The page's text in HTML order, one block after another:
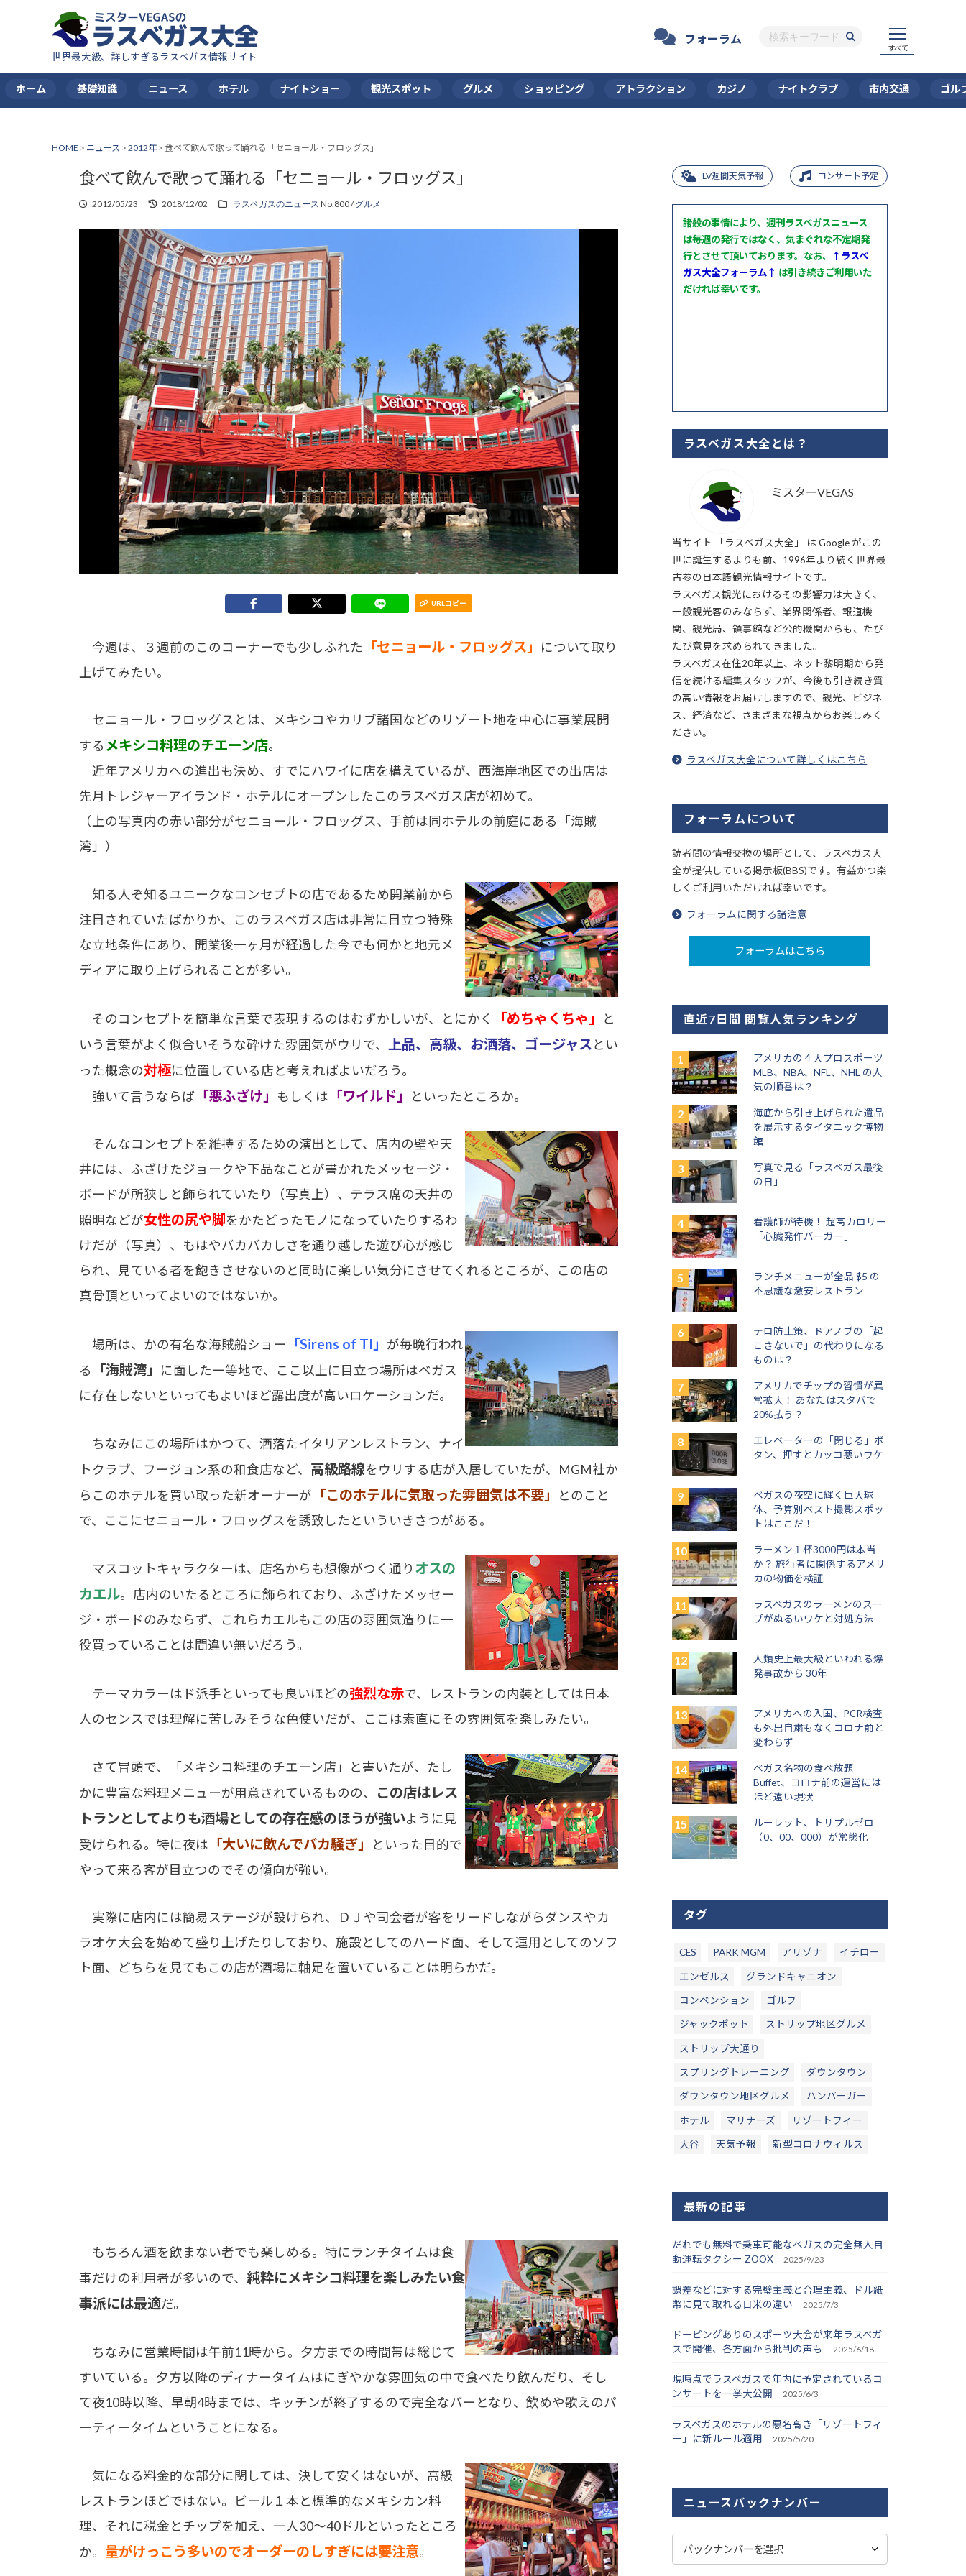
世界最大級、詳しすぎるラスベガス情報サイト
フォーラム
ホーム 基礎知識 ニュース ホテル ナイトショー 観光スポット グルメ ショッピング アトラクション カジノ ナイトクラブ 市内交通 ゴル
HOME > ニュース > 2012年> 食べて飲んで歌って踊れる「セニョール・フロッグス」
食べて飲んで歌って踊れる「セニョール・フロッグス」
2012/05/23 2018/12/02 ラスベガスのニュース No.800 /グルメ
URLコピー
今週は、３週前のこのコーナーでも少しふれた 「セニョール・フロッグス」
について取り
上げてみたい。
セニョール・フロッグスとは、メキシコやカリブ諸国などのリゾート地を中心に事業展開
する メキシコ料理のチエーン店。
近年アメリカへの進出も決め、すでにハワイに店を構えているが、西海岸地区での出店は
先月トレジャーアイランド・ホテルにオープンしたこのラスベガス店が初めて。
（上の写真内の赤い部分がセニョール・フロッグス、手前は同ホテルの前庭にある「海賊
湾」）
知る人ぞ知るユニークなコンセプトの店であるため開業前から
注目されていたばかりか、このラスベガス店は非常に目立つ特殊
な立地条件にあり、開業後一ヶ月が経過した今でも何かと地元メ
ディアに取り上げられることが多い。
そのコンセプトを簡単な言葉で表現するのはむずかしいが、とにかく 「めちゃくちゃ」
と
いう言葉がよく似合いそうな砕けた雰囲気がウリで、 上品、高級、お洒落、ゴージャスとい
った概念の対極に位置している店と考えればよいだろう。
強いて言うならば「悪ふざけ」 もしくは 「ワイルド」 といったところか。
そんなコンセプトを維持するための演出として、店内の壁や天
井には、ふざけたジョークや下品なことが書かれたメッセージ・
ボードが所狭しと飾られていたり（写真上）、テラス席の天井の
照明などが女性の尻や脚をかたどったモノになっていたりするわ
けだが（写真）、もはやバカバカしさを通り越した遊び心が感じ
られ、見ている者を飽きさせないのと同時に楽しい気分にさせてくれるところが、この店の
真骨頂といってよいのではないか。
場所は、かの有名な海賊船ショー 「Sirens of TI」
が毎晩行われ
る
「海賊湾」
に面した一等地で、ここ以上に目立つ場所はベガス
に存在しないといってもよいほど露出度が高いロケーションだ。
ちなみにこの場所はかつて、洒落たイタリアンレストラン、ナイ
トクラブ、フージョン系の和食店など、 高級路線をウリする店が入居していたが、MGM社か
らこのホテルを買い取った新オーナーが 「このホテルに気取った雰囲気は不要」
とのこと
で、ここにセニョール・フロッグスを誘致したといういきさつがある。
マスコットキャラクターは、店名からも想像がつく通り オスの
カエル。店内のいたるところに飾られており、ふざけたメッセー
ジ・ボードのみならず、これらカエルもこの店の雰囲気造りに一
役買っていることは間違い無いだろう。
テーマカラーはド派手といっても良いほどの強烈な赤で、レストランの内装としては日本
人のセンスでは理解に苦しみそうな色使いだが、ここは素直にその雰囲気を楽しみたい。
さて冒頭で、「メキシコ料理のチエーン店」と書いたが、たし
かに豊富な料理メニューが用意されているものの、
この店はレス
トランとしてよりも酒場としての存在感のほうが強いように見
受けられる。特に夜は 「大いに飲んでバカ騒ぎ」
といった目的で
やって来る客が目立つのでその傾向が強い。
実際に店内には簡易ステージが設けられ、ＤＪや司会者が客をリードしながらダンスやカ
ラオケ大会を始めて盛り上げたりしており、施設としてのハード面、そして運用としてのソフ
ト面、どちらを見てもこの店が酒場に軸足を置いていることは明らかだ。
もちろん酒を飲まない者でも楽しめる。特にランチタイムは食
事だけの利用者が多いので、 純粋にメキシコ料理を楽しみたい食
事派には最適だ。
ちなみに営業時間は午前11時から。夕方までの時間帯は総じて
すいている。夕方以降のディナータイムはにぎやかな雰囲気の中で食べたり飲んだり、そし
て夜10時以降、早朝4時までは、キッチンが終了するので完全なバーとなり、飲めや歌えのパ
ーティータイムということになる。
気になる料金的な部分に関しては、決して安くはないが、高級
レストランほどではない。ビール１本と標準的なメキシカン料
理、それに税金とチップを加え、一人30～40ドルといったところ
か。 量がけっこう多いのでオーダーのしすぎには要注意。
LV週間天気予報 コンサート予定
諸般の事情により、週刊ラスベガスニュース
は毎週の発行ではなく、気まぐれな不定期発
行とさせて頂いております。なお、
↑ラスベ
ガス大全フォーラム↑ は引き続きご利用いた
だければ幸いです。
ラスベガス大全とは？
ミスターVEGAS
当サイト 「ラスベガス大全」 は Google がこの
世に誕生するよりも前、1996年より続く世界最
古参の日本語観光情報サイトです。
ラスベガス観光におけるその影響力は大きく、
一般観光客のみならず、業界関係者、報道機
関、観光局、領事館など公的機関からも、たび
たび意見を求められてきました。
ラスベガス在住20年以上、ネット黎明期から発
信を続ける編集スタッフが、今後も引き続き質
の高い情報をお届けしますので、観光、ビジネ
ス、経済など、さまざまな視点からお楽しみく
ださい。
ラスベガス大全について詳しくはこちら
フォーラムについて
読者間の情報交換の場所として、ラスベガス大
全が提供している掲示板(BBS)です。有益かつ楽
しくご利用いただければ幸いです。
フォーラムに関する諸注意
フォーラムはこちら
直近7日間 閲覧人気ランキング
アメリカの４大プロスポーツ
MLB、NBA、NFL、NHL の人
気の順番は？
海底から引き上げられた遺品
を展示するタイタニック博物
館
写真で見る「ラスベガス最後
の日」
看護師が待機！ 超高カロリー
「心臓発作バーガー」
ランチメニューが全品 $5 の
不思議な激安レストラン
テロ防止策、ドアノブの「起
こさないで」の代わりになる
ものは？
アメリカでチップの習慣が異
常拡大！ あなたはスタバで
20%払う？
エレベーターの「閉じる」ボ
タン、押すとカッコ悪いワケ
ベガスの夜空に輝く巨大球
体、予算別ベスト撮影スポッ
トはここだ！
ラーメン１杯3000円は本当
か？ 旅行者に関係するアメリ
カの物価を検証
ラスベガスのラーメンのスー
プがぬるいワケと対処方法
人類史上最大級といわれる爆
発事故から 30年
アメリカへの入国、PCR検査
も外出自粛もなくコロナ前と
変わらず
ベガス名物の食べ放題
Buffet、コロナ前の運営には
ほど遠い現状
ルーレット、トリプルゼロ
（0、00、000）が常態化
タグ
CES PARK MGM アリゾナ イチロー
エンゼルス グランドキャニオン
コンベンション ゴルフ
ジャックポット ストリップ地区グルメ
ストリップ大通り
スプリングトレーニング ダウンタウン
ダウンタウン地区グルメ ハンバーガー
ホテル マリナーズ リゾートフィー
大谷 天気予報 新型コロナウィルス
最新の記事
だれでも無料で乗車可能なベガスの完全無人自
動運転タクシー ZOOX
2025/9/23
誤差などに対する完璧主義と合理主義、ドル紙
幣に見て取れる日米の違い
2025/7/3
ドーピングありのスポーツ大会が来年ラスベガ
スで開催、各方面から批判の声も
2025/6/18
現時点でラスベガスで年内に予定されているコ
ンサートを一挙大公開
2025/6/3
ラスベガスのホテルの悪名高き「リゾートフィ
ー」に新ルール適用
2025/5/20
ニュースバックナンバー